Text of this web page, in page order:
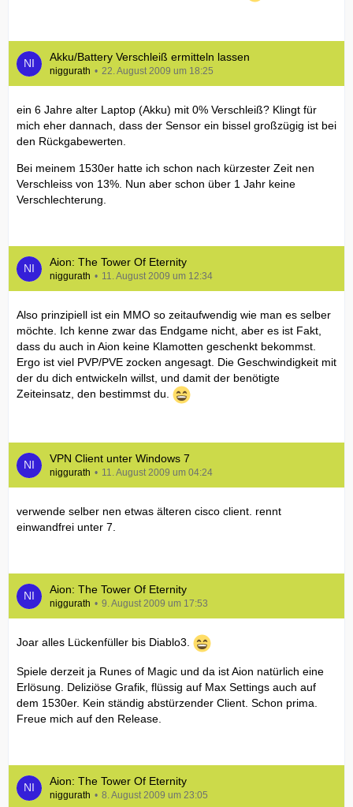
Akku/Battery Verschleiß ermitteln lassen
niggurath 22. August 2009 um 18:25
ein 6 Jahre alter Laptop (Akku) mit 0% Verschleiß? Klingt für
mich eher dannach, dass der Sensor ein bissel großzügig ist bei
den Rückgabewerten.
Bei meinem 1530er hatte ich schon nach kürzester Zeit nen
Verschleiss von 13%. Nun aber schon über 1 Jahr keine
Verschlechterung.
Aion: The Tower Of Eternity
niggurath 11. August 2009 um 12:34
Also prinzipiell ist ein MMO so zeitaufwendig wie man es selber
möchte. Ich kenne zwar das Endgame nicht, aber es ist Fakt,
dass du auch in Aion keine Klamotten geschenkt bekommst.
Ergo ist viel PVP/PVE zocken angesagt. Die Geschwindigkeit mit
der du dich entwickeln willst, und damit der benötigte
Zeiteinsatz, den bestimmst du.
VPN Client unter Windows 7
niggurath 11. August 2009 um 04:24
verwende selber nen etwas älteren cisco client. rennt
einwandfrei unter 7.
Aion: The Tower Of Eternity
niggurath 9. August 2009 um 17:53
Joar alles Lückenfüller bis Diablo3.
Spiele derzeit ja Runes of Magic und da ist Aion natürlich eine
Erlösung. Deliziöse Grafik, flüssig auf Max Settings auch auf
dem 1530er. Kein ständig abstürzender Client. Schon prima.
Freue mich auf den Release.
Aion: The Tower Of Eternity
niggurath 8. August 2009 um 23:05